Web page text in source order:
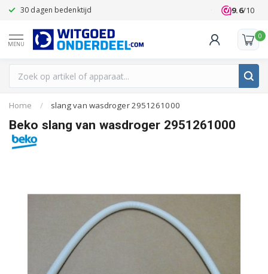
30 dagen bedenktijd Klanten
9.6/10
MENU
0
Home / slang van wasdroger 2951261000
Beko slang van wasdroger 2951261000